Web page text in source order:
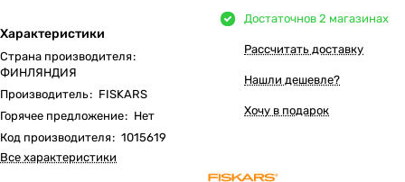
Характеристики
Страна производителя:
ФИНЛЯНДИЯ
Производитель: FISKARS
Горячее предложение: Нет
Код производителя: 1015619
Все характеристики
Достаточнов 2 магазинах
Рассчитать доставку
Нашли дешевле?
Хочу в подарок